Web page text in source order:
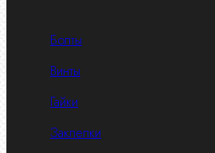
Болты
Винты
Гайки
Заклепки